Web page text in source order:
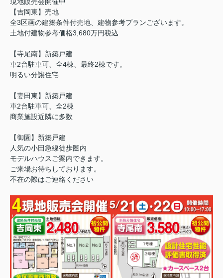
【吉岡東】売地
全3区画の建築条件付売地、建物参考プランございます。
土地付建物参考価格3,680万円税込
【寺尾南】新築戸建
車2台駐車可、全4棟、最終2棟です。
明るい分譲住宅
【妻田東】新築戸建
車2台駐車可、全2棟
商業施設近隣に多数
【御園】新築戸建
人気の小田急線徒歩圏内
モデルハウスご案内できます。
ご来場お待ちしております。
不在の際はご連絡ください